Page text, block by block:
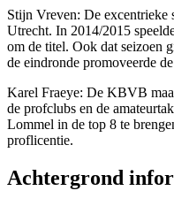
Stijn Vreven: De excentrieke
Utrecht. In 2014/2015
om de titel. Ook dat seizoen
de eindronde promoveerde
Karel Fraeye: De KBVB
de profclubs en de
Lommel in de top 8 te
proflicentie.
Achtergrond